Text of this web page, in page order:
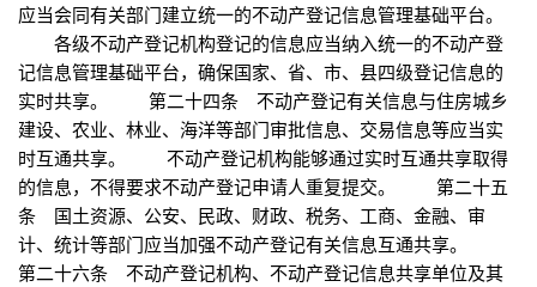
应当会同有关部门建立统一的不动产登记信息管理基础平台。
各级不动产登记机构登记的信息应当纳入统一的不动产登
记信息管理基础平台，确保国家、省、市、县四级登记信息的
实时共享。 第二十四条 不动产登记有关信息与住房城乡
建设、农业、林业、海洋等部门审批信息、交易信息等应当实
时互通共享。 不动产登记机构能够通过实时互通共享取得
的信息，不得要求不动产登记申请人重复提交。 第二十五
条 国土资源、公安、民政、财政、税务、工商、金融、审
计、统计等部门应当加强不动产登记有关信息互通共享。
第二十六条 不动产登记机构、不动产登记信息共享单位及其